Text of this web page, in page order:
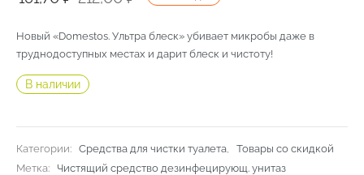
Новый «Domestos. Ультра блеск» убивает микробы даже в
труднодоступных местах и дарит блеск и чистоту!
В наличии
Категории: Средства для чистки туалета,
Товары со скидкой
Метка:
Чистящий средство дезинфецирующ. унитаз